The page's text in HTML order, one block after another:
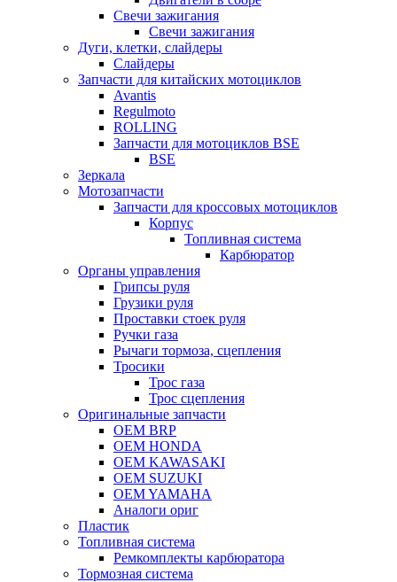
Свечи зажигания
Свечи зажигания
Дуги, клетки, слайдеры
Слайдеры
Запчасти для китайских мотоциклов
Avantis
Regulmoto
ROLLING
Запчасти для мотоциклов BSE
BSE
Зеркала
Мотозапчасти
Запчасти для кроссовых мотоциклов
Корпус
Топливная система
Карбюратор
Органы управления
Грипсы руля
Грузики руля
Проставки стоек руля
Ручки газа
Рычаги тормоза, сцепления
Тросики
Трос газа
Трос сцепления
Оригинальные запчасти
OEM BRP
OEM HONDA
OEM KAWASAKI
OEM SUZUKI
OEM YAMAHA
Аналоги ориг
Пластик
Топливная система
Ремкомплекты карбюратора
Тормозная система